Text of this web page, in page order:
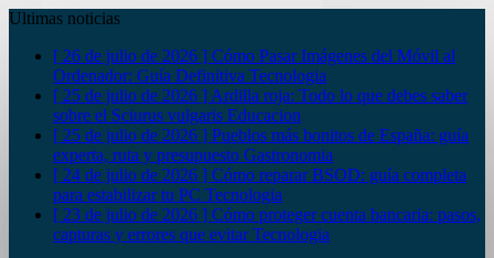
Ultimas noticias
[ 26 de julio de 2026 ] Cómo Pasar Imágenes del Móvil al
Ordenador: Guía Definitiva Tecnologia
[ 25 de julio de 2026 ] Ardilla roja: Todo lo que debes saber
sobre el Sciurus vulgaris Educacion
[ 25 de julio de 2026 ] Pueblos más bonitos de España: guía
experta, ruta y presupuesto Gastronomia
[ 24 de julio de 2026 ] Cómo reparar BSOD: guía completa
para estabilizar tu PC Tecnologia
[ 23 de julio de 2026 ] Cómo proteger cuenta bancaria: pasos,
capturas y errores que evitarTecnologia